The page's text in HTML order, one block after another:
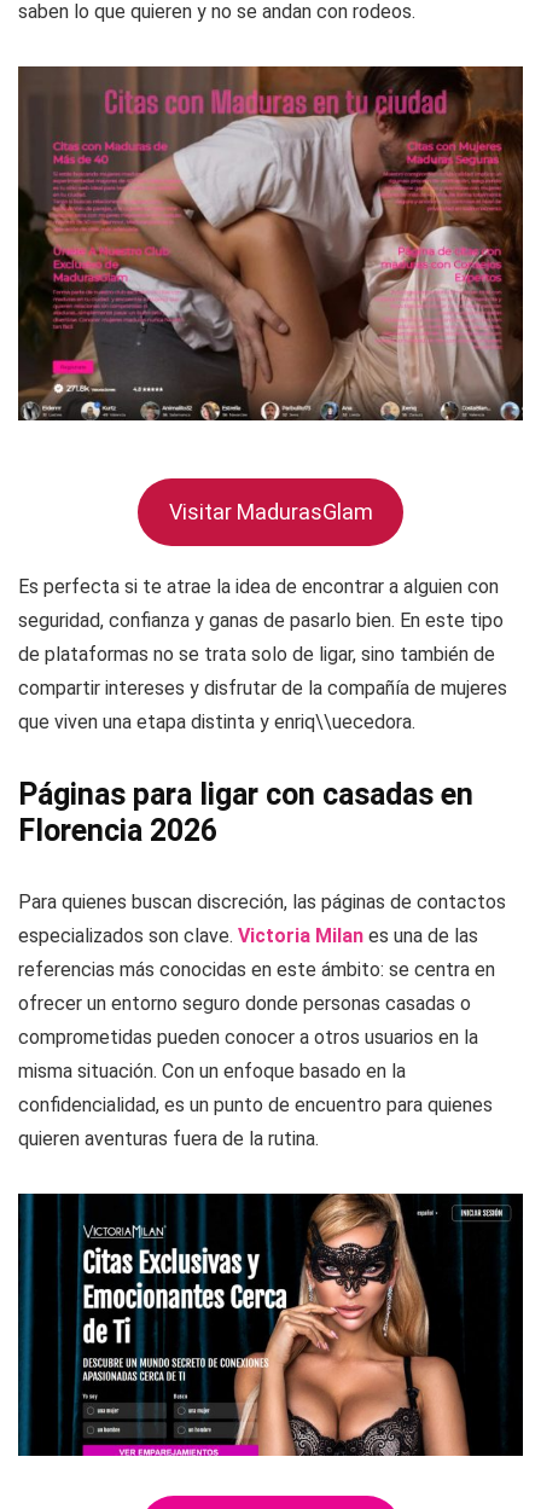
saben lo que quieren y no se andan con rodeos.
Visitar MadurasGlam
Es perfecta si te atrae la idea de encontrar a alguien con
seguridad, confianza y ganas de pasarlo bien. En este tipo
de plataformas no se trata solo de ligar, sino también de
compartir intereses y disfrutar de la compañía de mujeres
que viven una etapa distinta y enriq\\uecedora.
Páginas para ligar con casadas en
Florencia 2026
Para quienes buscan discreción, las páginas de contactos
especializados son clave. Victoria Milan es una de las
referencias más conocidas en este ámbito: se centra en
ofrecer un entorno seguro donde personas casadas o
comprometidas pueden conocer a otros usuarios en la
misma situación. Con un enfoque basado en la
confidencialidad, es un punto de encuentro para quienes
quieren aventuras fuera de la rutina.